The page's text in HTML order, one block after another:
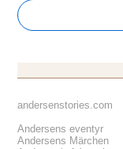
andersenstories.com
Andersens eventyr
Andersens Märchen